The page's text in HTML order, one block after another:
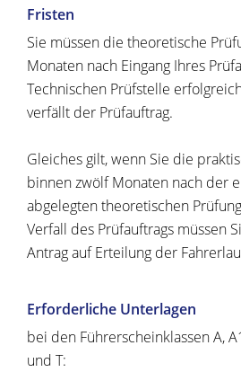
Fristen
Sie müssen die theoretische
Monaten nach Eingang Ihres
Technischen Prüfstelle
verfällt der Prüfauftrag.
Gleiches gilt, wenn Sie die
binnen zwölf Monaten nach der
abgelegten theoretischen
Verfall des Prüfauftrags müssen
Antrag auf Erteilung der
Erforderliche Unterlagen
bei den Führerscheinklassen A,
und T: